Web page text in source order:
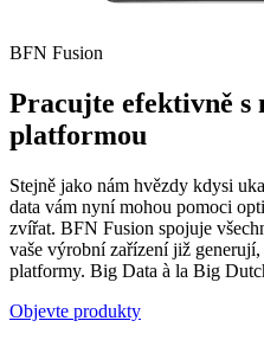
BFN Fusion
Pracujte efektivně s
platformou
Stejně jako nám hvězdy kdysi
data vám nyní mohou pomoci
zvířat. BFN Fusion spojuje
vaše výrobní zařízení již
platformy. Big Data à la Big
Objevte produkty